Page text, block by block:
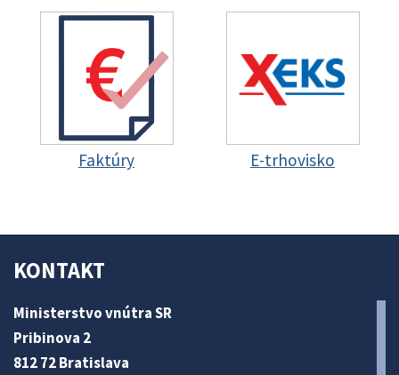
Faktúry E-trhovisko
KONTAKT
Ministerstvo vnútra SR
Pribinova 2
812 72 Bratislava